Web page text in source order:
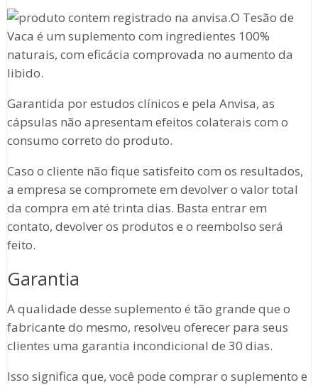
O Tesão de
Vaca é um suplemento com ingredientes 100%
naturais, com eficácia comprovada no aumento da
libido.
Garantida por estudos clínicos e pela Anvisa, as
cápsulas não apresentam efeitos colaterais com o
consumo correto do produto.
Caso o cliente não fique satisfeito com os resultados,
a empresa se compromete em devolver o valor total
da compra em até trinta dias. Basta entrar em
contato, devolver os produtos e o reembolso será
feito.
Garantia
A qualidade desse suplemento é tão grande que o
fabricante do mesmo, resolveu oferecer para seus
clientes uma garantia incondicional de 30 dias.
Isso significa que, você pode comprar o suplemento e